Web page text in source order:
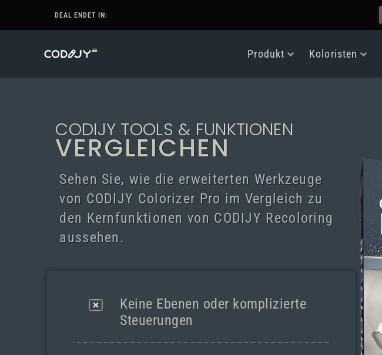
DEAL ENDET IN:
Produkt Koloristen
CODIJY TOOLS & FUNKTIONEN
VERGLEICHEN
Sehen Sie, wie die erweiterten Werkzeuge
von CODIJY Colorizer Pro im Vergleich zu
den Kernfunktionen von CODIJY Recoloring
aussehen.
Keine Ebenen oder komplizierte
Steuerungen